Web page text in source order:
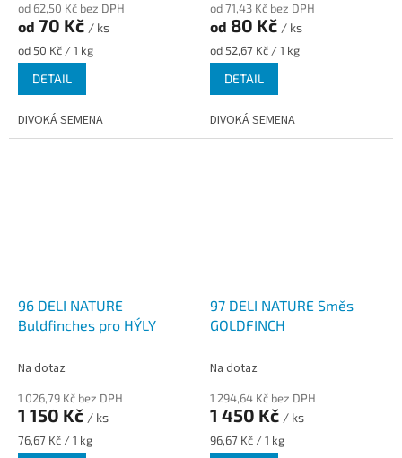
od 62,50 Kč bez DPH
od 70 Kč / ks
Měrná
cena:
od 50 Kč / 1 kg
DETAIL
DIVOKÁ SEMENA
od 71,43 Kč bez DPH
od 80 Kč / ks
Měrná
cena:
od 52,67 Kč / 1 kg
DETAIL
DIVOKÁ SEMENA
96 DELI NATURE
Buldfinches pro HÝLY
Na dotaz
1 026,79 Kč bez DPH
1 150 Kč / ks
Měrná
cena:
76,67 Kč / 1 kg
97 DELI NATURE Směs
GOLDFINCH
Na dotaz
1 294,64 Kč bez DPH
1 450 Kč / ks
Měrná
cena:
96,67 Kč / 1 kg